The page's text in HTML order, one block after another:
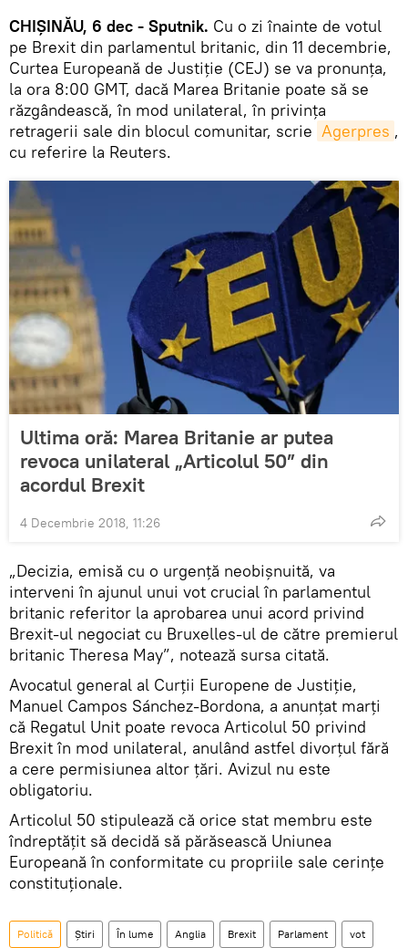
CHIȘINĂU, 6 dec - Sputnik. Cu o zi înainte de votul
pe Brexit din parlamentul britanic, din 11 decembrie,
Curtea Europeană de Justiţie (CEJ) se va pronunţa,
la ora 8:00 GMT, dacă Marea Britanie poate să se
răzgândească, în mod unilateral, în privinţa
retragerii sale din blocul comunitar, scrie Agerpres ,
cu referire la Reuters.
Ultima oră: Marea Britanie ar putea
revoca unilateral „Articolul 50” din
acordul Brexit
4 Decembrie 2018, 11:26
„Decizia, emisă cu o urgenţă neobişnuită, va
interveni în ajunul unui vot crucial în parlamentul
britanic referitor la aprobarea unui acord privind
Brexit-ul negociat cu Bruxelles-ul de către premierul
britanic Theresa May”, notează sursa citată.
Avocatul general al Curții Europene de Justiție,
Manuel Campos Sánchez-Bordona, a anunțat marți
că Regatul Unit poate revoca Articolul 50 privind
Brexit în mod unilateral, anulând astfel divorțul fără
a cere permisiunea altor țări. Avizul nu este
obligatoriu.
Articolul 50 stipulează că orice stat membru este
îndreptățit să decidă să părăsească Uniunea
Europeană în conformitate cu propriile sale cerințe
constituționale.
Politică Știri În lume Anglia Brexit Parlament vot